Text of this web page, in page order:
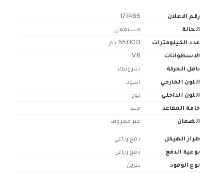
رقم الاعلان
177465
الحالة
مستعمل
عدد الكيلومترات
55,000 كم
الاسطوانات
V6
ناقل الحركة
تبترونيك
اللون الخارجي
اسود
اللون الداخلي
بيج
خامة المقاعد
جلد
الضمان
غير معروف
طراز الهيكل
دفع رباعي
نوعية الدفع
دفع رباعي
نوع الوقود
بنزين